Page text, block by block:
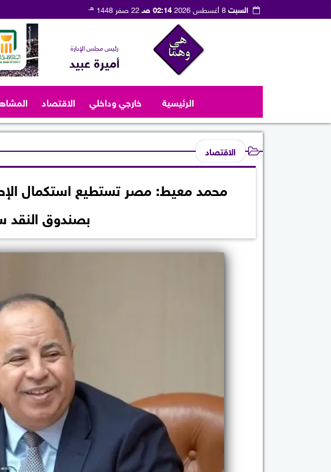
السبت8 أغسطس 2026 02:14 صـ 22 صفر 1448 هـ
رئيس مجلس الإدارة
أميرة عبيد
الرئيسية خارجي وداخلي الاقتصاد
الاقتصاد
محمد معيط: مصر تستطيع استكمال
بصندوق النقد